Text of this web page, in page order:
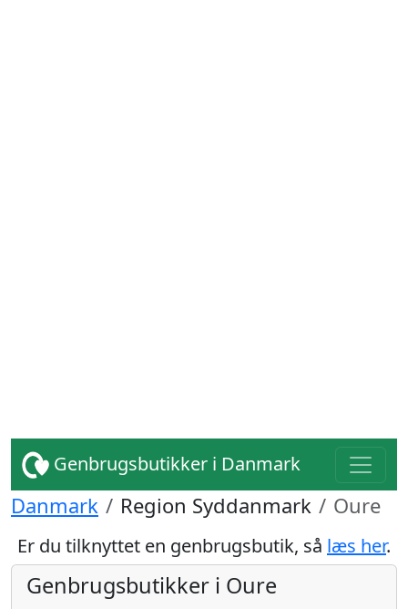
Genbrugsbutikker i Danmark
Danmark Region Syddanmark Oure
Er du tilknyttet en genbrugsbutik, så læs her.
Genbrugsbutikker i Oure